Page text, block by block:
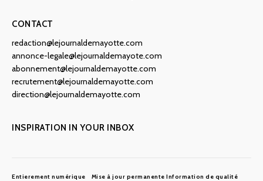
CONTACT
redaction@lejournaldemayotte.com
annonce-legale@lejournaldemayote.com
abonnement@lejournaldemayotte.com
recrutement@lejournaldemayotte.com
direction@lejournaldemayotte.com
INSPIRATION IN YOUR INBOX
Entierement numérique Mise à jour permanente Information de qualité